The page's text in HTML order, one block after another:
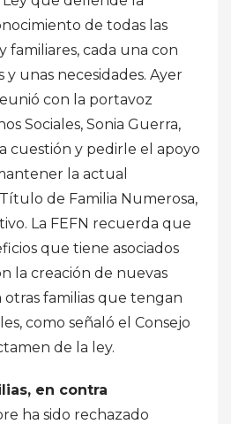
de todas las
familiares, cada una con
y unas necesidades. Ayer
con la portavoz
Sociales, Sonia Guerra,
cuestión y pedirle el apoyo
la actual
de Familia Numerosa,
La FEFN recuerda que
que tiene asociados
la creación de nuevas
otras familias que tengan
como señaló el Consejo
de la ley.
en contra
ha sido rechazado